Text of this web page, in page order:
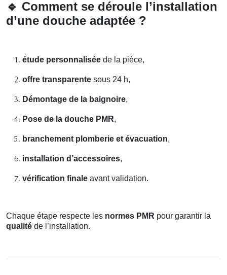
🔹 Comment se déroule l’installation
d’une douche adaptée ?
étude personnalisée de la pièce,
offre transparente sous 24 h,
Démontage de la baignoire,
Pose de la douche PMR,
branchement plomberie et évacuation,
installation d’accessoires,
vérification finale avant validation.
Chaque étape respecte les normes PMR pour garantir la
qualité de l’installation.